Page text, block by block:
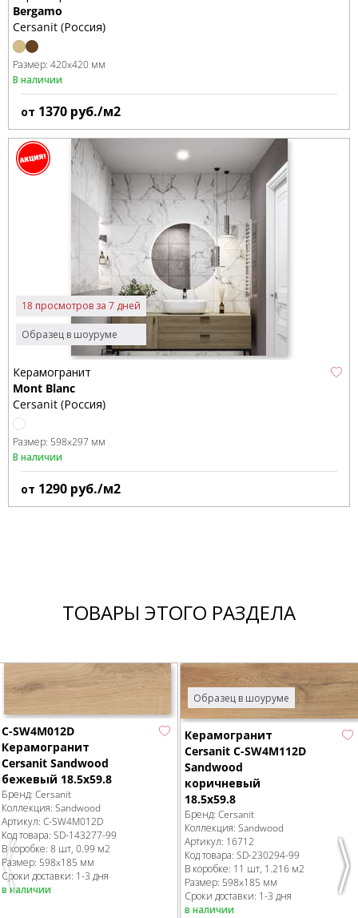
Bergamo
Cersanit (Россия)
Размер: 420x420 мм
В наличии
от 1370 руб./м2
Образец в шоуруме
18 просмотров за 7 дней
Керамогранит
Mont Blanc
Cersanit (Россия)
Размер: 598x297 мм
В наличии
от 1290 руб./м2
ТОВАРЫ ЭТОГО РАЗДЕЛА
Previous
C-SW4M012D
Керамогранит
Cersanit Sandwood
бежевый 18.5x59.8
Бренд: Cersanit
Коллекция: Sandwood
Артикул: C-SW4M012D
Код товара: SD-143277-99
В коробке: 8 шт, 0.99 м2
Размер: 598x185 мм
Сроки доставки: 1-3 дня
в наличии
Образец в шоуруме
Керамогранит
Cersanit C-SW4M112D
Sandwood
коричневый
18.5x59.8
Бренд: Cersanit
Коллекция: Sandwood
Артикул: 16712
Код товара: SD-230294-99
В коробке: 11 шт, 1.216 м2
Размер: 598x185 мм
Сроки доставки: 1-3 дня
в наличии